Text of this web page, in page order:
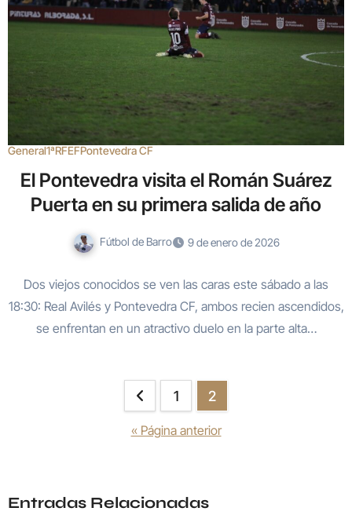
General1ªRFEFPontevedra CF
El Pontevedra visita el Román Suárez
Puerta en su primera salida de año
Fútbol de Barro 9 de enero de 2026
Dos viejos conocidos se ven las caras este sábado a las
18:30: Real Avilés y Pontevedra CF, ambos recien ascendidos,
se enfrentan en un atractivo duelo en la parte alta…
1 2
« Página anterior
Entradas Relacionadas